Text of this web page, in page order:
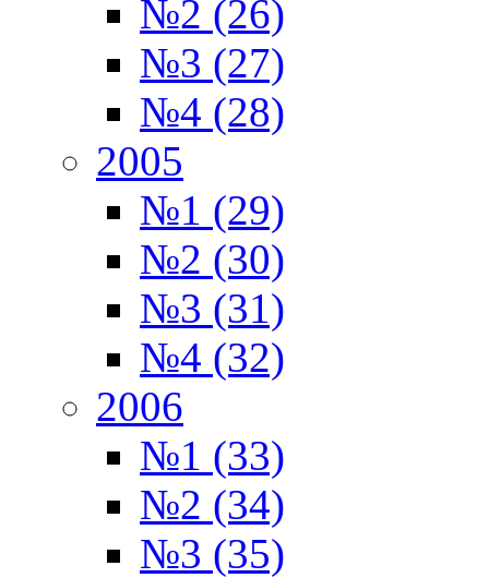
№2 (26)
№3 (27)
№4 (28)
2005
№1 (29)
№2 (30)
№3 (31)
№4 (32)
2006
№1 (33)
№2 (34)
№3 (35)